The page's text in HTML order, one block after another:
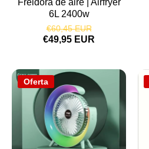
Freidora de aire | Airfryer
6L 2400w
€60,45 EUR
€49,95 EUR
Oferta